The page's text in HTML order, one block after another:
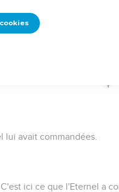
gâteau, et son aspersion.
vœux, et vos offrandes
lui avait commandées.
ici ce que l'Eternel a